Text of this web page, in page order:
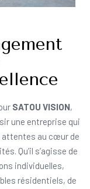
SATOU VISION,
une entreprise qui
attentes au cœur de
Qu’il s’agisse de
individuelles,
résidentiels, de